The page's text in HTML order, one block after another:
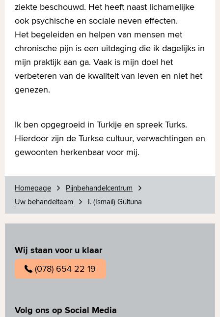
ziekte beschouwd. Het heeft naast lichamelijke
ook psychische en sociale neven effecten.
Het begeleiden en helpen van mensen met
chronische pijn is een uitdaging die ik dagelijks in
mijn praktijk aan ga. Vaak is mijn doel het
verbeteren van de kwaliteit van leven en niet het
genezen.
Ik ben opgegroeid in Turkije en spreek Turks.
Hierdoor zijn de Turkse cultuur, verwachtingen en
gewoonten herkenbaar voor mij.
Homepage
Pijnbehandelcentrum
Uw behandelteam
I. (Ismail) Gültuna
Wij staan voor u klaar
(078) 654 22 19
Volg ons op Social Media